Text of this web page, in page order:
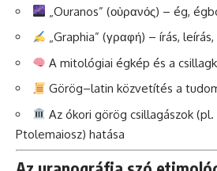
„Ouranos” (οὐρανός) – ég,
„Graphia” (γραφή) – írás,
A mitológiai égkép és a
Görög–latin közvetítés a
Az ókori görög csillagászok (pl.
Ptolemaiosz) hatása